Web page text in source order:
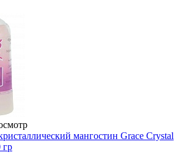
мангостин Grace Crystal
гр